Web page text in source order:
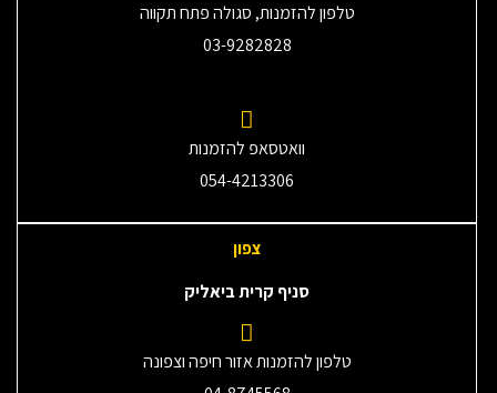
טלפון להזמנות, סגולה פתח תקווה
03-9282828
וואטסאפ להזמנות
054-4213306
צפון
סניף קרית ביאליק
טלפון להזמנות אזור חיפה וצפונה